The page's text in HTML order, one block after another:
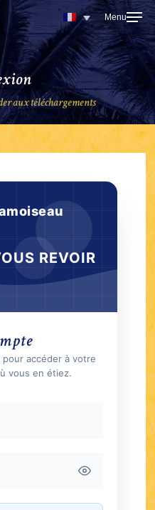
aux téléchargements
REVOIR
accéder à votre
vous en étiez.